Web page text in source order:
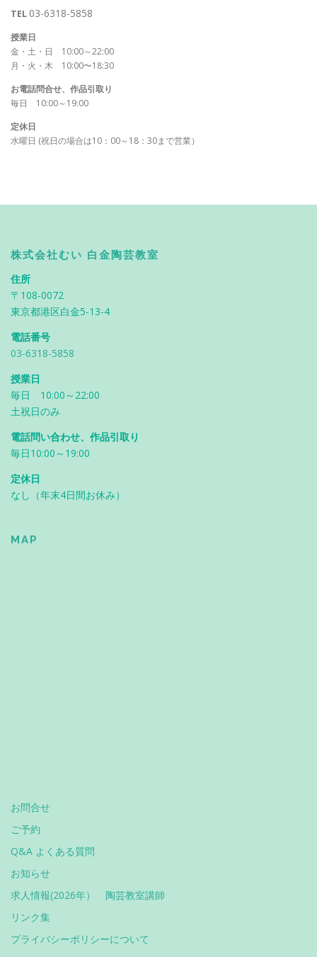
TEL 03-6318-5858
授業日
金・土・日 10:00～22:00
月・火・木 10:00〜18:30
お電話問合せ、作品引取り
毎日 10:00～19:00
定休日
水曜日 (祝日の場合は10：00～18：30まで営業）
株式会社むい 白金陶芸教室
住所
〒108-0072
東京都港区白金5-13-4
電話番号
03-6318-5858
授業日
毎日 10:00～22:00
土祝日のみ
電話問い合わせ、作品引取り
毎日10:00～19:00
定休日
なし（年末4日間お休み）
MAP
お問合せ
ご予約
Q&A よくある質問
お知らせ
求人情報(2026年） 陶芸教室講師
リンク集
プライバシーポリシーについて